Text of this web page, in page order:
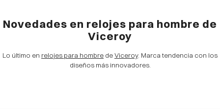
Novedades en relojes para hombre de
Viceroy
Lo último en relojes para hombre deViceroy. Marca tendencia con los
diseños más innovadores.